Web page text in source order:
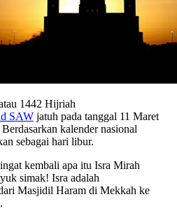
1442 Hijriah
SAW jatuh pada tanggal 11 Maret
kalender nasional
sebagai hari libur.
kembali apa itu Isra Mirah
simak! Isra adalah
Masjidil Haram di Mekkah ke